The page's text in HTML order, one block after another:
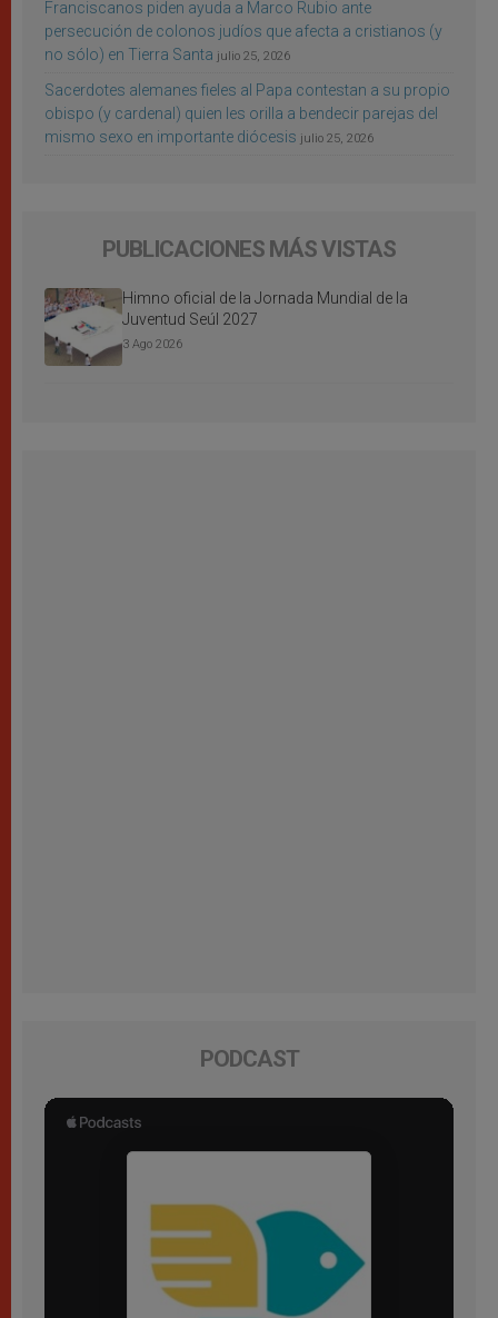
Franciscanos piden ayuda a Marco Rubio ante
persecución de colonos judíos que afecta a cristianos (y
no sólo) en Tierra Santa julio 25, 2026
Sacerdotes alemanes fieles al Papa contestan a su propio
obispo (y cardenal) quien les orilla a bendecir parejas del
mismo sexo en importante diócesis julio 25, 2026
PUBLICACIONES MÁS VISTAS
Himno oficial de la Jornada Mundial de la
Juventud Seúl 2027
3 Ago 2026
PODCAST